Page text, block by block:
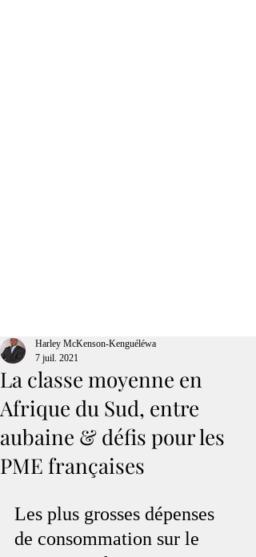
La classe moyenne en
Afrique du Sud, entre
aubaine & défis pour les
PME françaises
Harley McKenson-Kenguéléwa
7 juil. 2021
Les plus grosses dépenses
de consommation sur le